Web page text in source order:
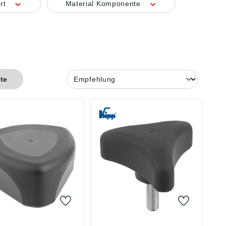
Material Komponente